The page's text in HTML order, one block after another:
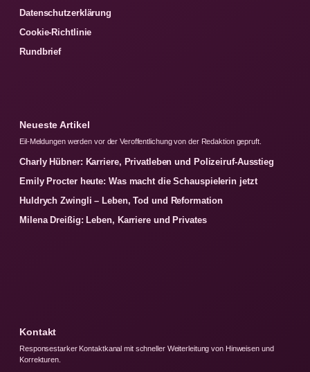
Datenschutzerklärung
Cookie-Richtlinie
Rundbrief
Neueste Artikel
Eil-Meldungen werden vor der Veroffentlichung von der Redaktion gepruft.
Charly Hübner: Karriere, Privatleben und Polizeiruf-Ausstieg
Emily Procter heute: Was macht die Schauspielerin jetzt
Huldrych Zwingli – Leben, Tod und Reformation
Milena Dreißig: Leben, Karriere und Privates
Kontakt
Responsestarker Kontaktkanal mit schneller Weiterleitung von Hinweisen und
Korrekturen.